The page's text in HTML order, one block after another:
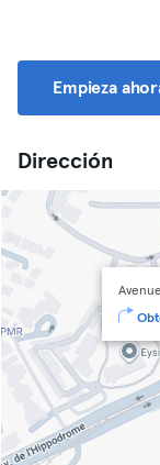
Empieza
Dirección